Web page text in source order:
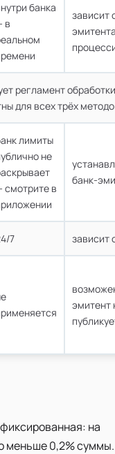
банка
в
зависит
регламент
для всех трёх
лимиты
не
смотрите в
банк-
7 зависит
эмитент
на
меньше 0,2% суммы.